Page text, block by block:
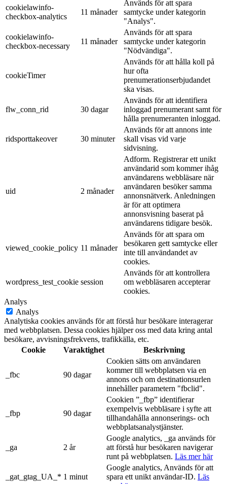
cookielawinfo-
checkbox-analytics
11 månader
Används för att spara
samtycke under kategorin
"Analys".
cookielawinfo-
checkbox-necessary
11 månader
Används för att spara
samtycke under kategorin
"Nödvändiga".
cookieTimer
Används för att hålla koll på
hur ofta
prenumerationserbjudandet
ska visas.
flw_conn_rid 30 dagar
Används för att identifiera
inloggad prenumerant samt för
hålla prenumeranten inloggad.
ridsporttakeover 30 minuter
Används för att annons inte
skall visas vid varje
sidvisning.
uid 2 månader
Adform. Registrerar ett unikt
användarid som kommer ihåg
användarens webbläsare när
användaren besöker samma
annonsnätverk. Anledningen
är för att optimera
annonsvisning baserat på
användarens tidigare besök.
viewed_cookie_policy 11 månader
Används för att spara om
besökaren gett samtycke eller
inte till användandet av
cookies.
wordpress_test_cookie session
Används för att kontrollera
om webbläsaren accepterar
cookies.
Analys
Analys
Analytiska cookies används för att förstå hur besökare interagerar
med webbplatsen. Dessa cookies hjälper oss med data kring antal
besökare, avvisningsfrekvens, trafikkälla, etc.
Cookie
Varaktighet Beskrivning
_fbc 90 dagar
Cookien sätts om användaren
kommer till webbplatsen via en
annons och om destinationsurlen
innehåller parametern "fbclid".
_fbp 90 dagar
Cookien ”_fbp” identifierar
exempelvis webbläsare i syfte att
tillhandahålla annonserings- och
webbplatsanalystjänster.
_ga 2 år
Google analytics, _ga används för
att förstå hur besökaren navigerar
runt på webbplatsen. Läs mer här
_gat_gtag_UA_* 1 minut
Google analytics, Används för att
spara ett unikt användar-ID. Läs